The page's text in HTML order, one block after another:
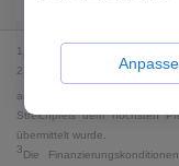
1
2 Bei dem Streichpreis
an auto.de übermittelten
Streichpreis dem höchsten
übermittelt wurde.
3Die
anpassen. Dies
Cookie-Richtlinie
Sie in unserer